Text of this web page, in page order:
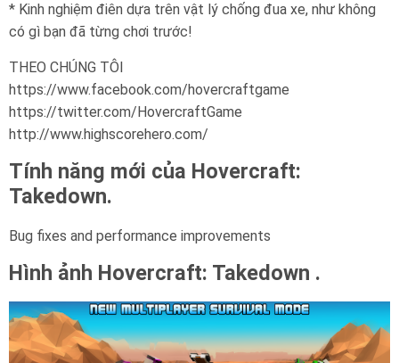
* Kinh nghiệm điên dựa trên vật lý chống đua xe, như không
có gì bạn đã từng chơi trước!
THEO CHÚNG TÔI
https://www.facebook.com/hovercraftgame
https://twitter.com/HovercraftGame
http://www.highscorehero.com/
Tính năng mới của Hovercraft:
Takedown.
Bug fixes and performance improvements
Hình ảnh Hovercraft: Takedown .